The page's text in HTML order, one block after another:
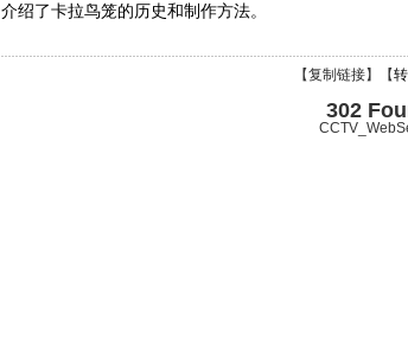
介绍了卡拉鸟笼的历史和制作方法。
【复制链接】【
302